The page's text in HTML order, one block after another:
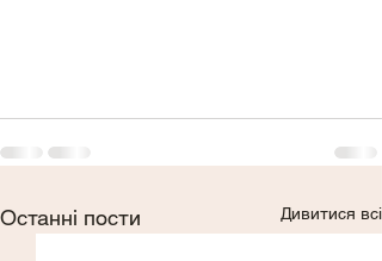
Останні пости Дивитися всі